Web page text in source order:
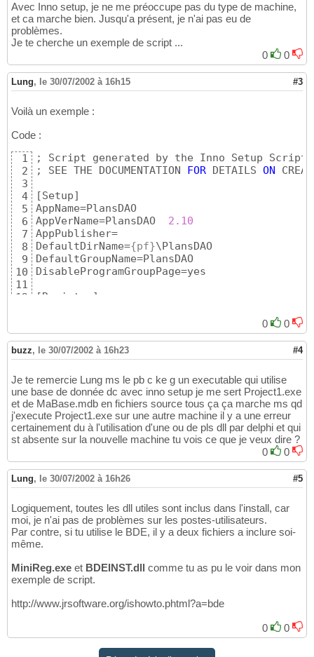
Avec Inno setup, je ne me préoccupe pas du type de machine,
et ca marche bien. Jusqu'a présent, je n'ai pas eu de
problèmes.
Je te cherche un exemple de script ...
0
0
Lung, le 30/07/2002 à 16h15 #3
Voilà un exemple :
Code :
1
2
3
4
5
6
7
8
9
10
11
12
15
16
17
18
19
20
21
22
23
25
26
27
29
30
31
32
33
34
; Script generated by the Inno Setup Script
; SEE THE DOCUMENTATION
FOR DETAILS ON
[Setup]
AppName=PlansDAO
AppVerName=PlansDAO 2.10
AppPublisher=
DefaultDirName={pf}\PlansDAO
DefaultGroupName=PlansDAO
DisableProgramGroupPage=yes
[Registry
]
[Files]
Source: D:\Projets Delphi\Plans
Source: H:\version\TestVersion.exe;
Source: "C:\Program Files\My Inno Setup
[Icons]
Name: {group}\PlansDAO; Filename: {app}
Name: {group}\Uninstall PlansDAO; Filename:
\PlansDAO; Filename:
[Run]
;Filename: {app}\PlansDAO.exe;
[ _ISTool]
EnableISX=true
[
Messages]
userinfoserial=0
0 0
buzz, le 30/07/2002 à 16h23 #4
Je te remercie Lung ms le pb c ke g un executable qui utilise
une base de donnée dc avec inno setup je me sert Project1.exe
et de MaBase.mdb en fichiers source tous ça ça marche ms qd
j'execute Project1.exe sur une autre machine il y a une erreur
certainement du à l'utilisation d'une ou de pls dll par delphi et qui
st absente sur la nouvelle machine tu vois ce que je veux dire ?
0
0
Lung, le 30/07/2002 à 16h26 #5
Logiquement, toutes les dll utiles sont inclus dans l'install, car
moi, je n'ai pas de problèmes sur les postes-utilisateurs.
Par contre, si tu utilise le BDE, il y a deux fichiers a inclure soi-
même.
MiniReg.exe et BDEINST.dll comme tu as pu le voir dans mon
exemple de script.
http://www.jrsoftware.org/ishowto.phtml?a=bde
0 0